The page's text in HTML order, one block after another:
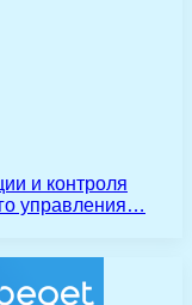
и контроля
управления…